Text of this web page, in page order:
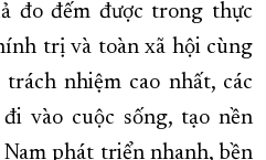
đo đếm được trong thực
trị và toàn xã hội cùng
nhiệm cao nhất, các
vào cuộc sống, tạo nền
phát triển nhanh, bền